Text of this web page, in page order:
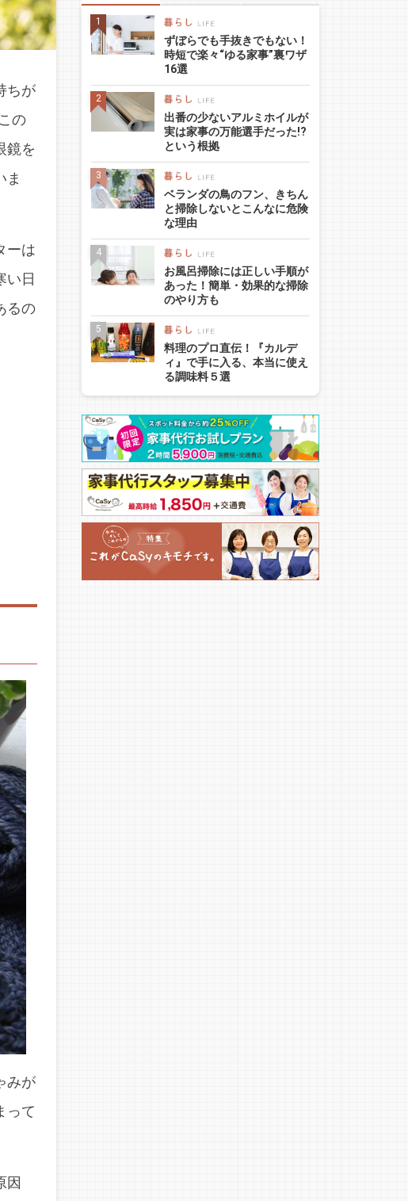
ちが
の
鏡を
ま
ーは
い日
るの
みが
って
因
ずぼらでも手抜きでもない！
時短で楽々“ゆる家事”裏ワザ
16選
出番の少ないアルミホイルが
実は家事の万能選手だった!?
という根拠
ベランダの鳥のフン、きちん
と掃除しないとこんなに危険
な理由
お風呂掃除には正しい手順が
あった！簡単・効果的な掃除
のやり方も
料理のプロ直伝！『カルデ
ィ』で手に入る、本当に使え
る調味料５選